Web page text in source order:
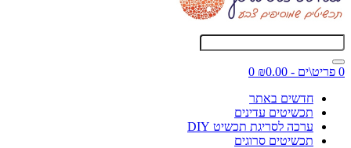
0 פריט\ים - ₪0.00
0
חדשים באתר
תכשיטים עדינים
ערכה לסריגת תכשיט DIY
תכשיטים סרוגים